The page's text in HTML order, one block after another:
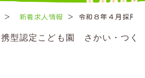
新着求人情報 令和８年４月採用